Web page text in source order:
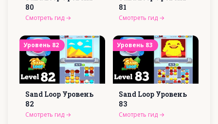
80
Смотреть гид →
81
Смотреть гид →
Уровень 82
Sand Loop Уровень
82
Смотреть гид →
Уровень 83
Sand Loop Уровень
83
Смотреть гид →